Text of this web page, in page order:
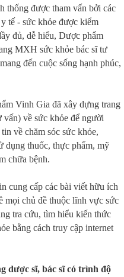
thống được tham vấn bởi các
tế - sức khỏe được kiểm
đủ, dễ hiểu, Dược phẩm
MXH sức khỏe bác sĩ tư
đến cuộc sống hạnh phúc,
Vinh Gia đã xây dựng trang
về sức khỏe để người
về chăm sóc sức khỏe,
dụng thuốc, thực phẩm, mỹ
chữa bệnh.
cung cấp các bài viết hữu ích
mọi chủ đề thuộc lĩnh vực sức
tra cứu, tìm hiểu kiến thức
bằng cách truy cập internet
dược sĩ, bác sĩ có trình độ